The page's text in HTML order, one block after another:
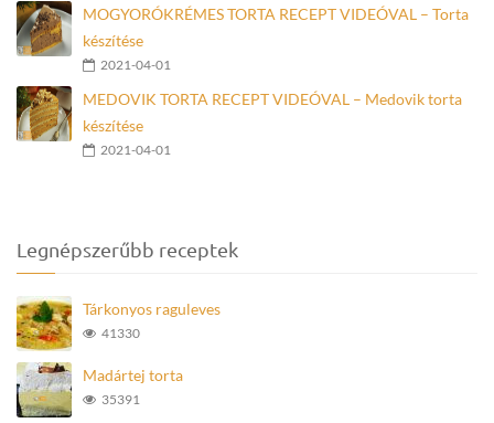
MOGYORÓKRÉMES TORTA RECEPT VIDEÓVAL – Torta
készítése
2021-04-01
MEDOVIK TORTA RECEPT VIDEÓVAL – Medovik torta
készítése
2021-04-01
Legnépszerűbb receptek
Tárkonyos raguleves
41330
Madártej torta
35391